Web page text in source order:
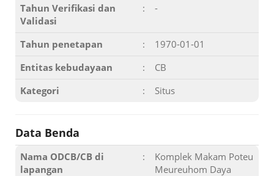
Tahun Verifikasi dan
Validasi
: -
Tahun penetapan :
1970-01-01
Entitas kebudayaan
:
CB
Kategori
: Situs
Data Benda
Nama ODCB/CB di
lapangan
:
Komplek Makam Poteu
Meureuhom Daya